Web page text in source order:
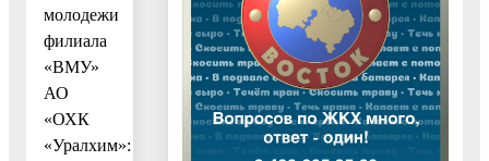
молодежи
филиала
«ВМУ»
АО
«ОХК
«Уралхим»: